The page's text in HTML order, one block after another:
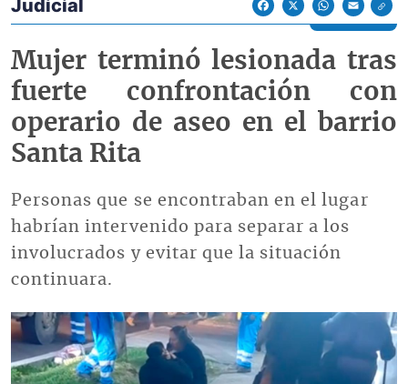
Econoticias y Eventos
Judicial
FacebookX WhatsAppEmail
Mujer terminó lesionada tras
fuerte confrontación con
operario de aseo en el barrio
Santa Rita
Personas que se encontraban en el lugar
habrían intervenido para separar a los
involucrados y evitar que la situación
continuara.
Imagen